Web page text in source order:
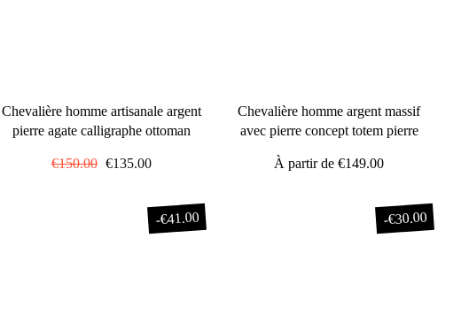
Chevalière homme artisanale argent
pierre agate calligraphe ottoman
Prix
€150.00 Prix
€135.00
Chevalière homme argent massif
avec pierre concept totem pierre
À partir de€149.00
-€41.00 -€30.00